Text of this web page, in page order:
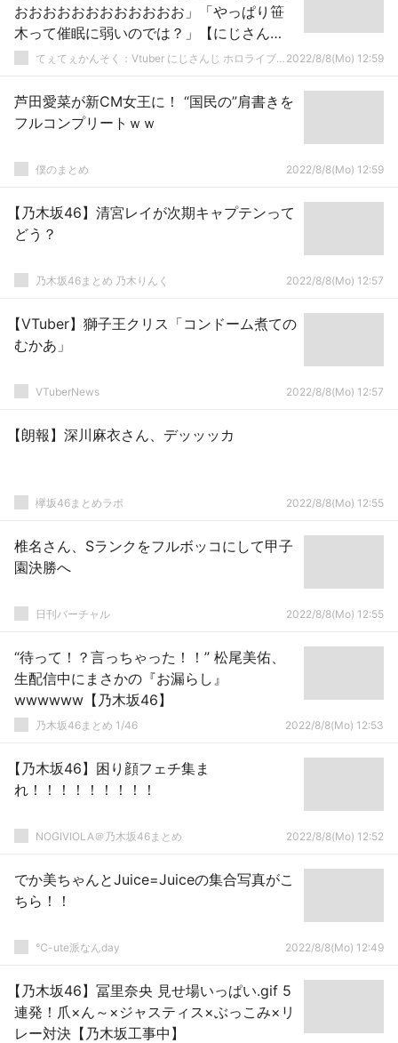
おおおおおおおおおおおお」「やっぱり笹
木って催眠に弱いのでは？」【にじさん
じ】
てぇてぇかんそく：Vtuber にじさんじ ホロライブまとめ 2022/8/8(Mo) 12:59
芦田愛菜が新CM女王に！ “国民の”肩書きを
フルコンプリートｗｗ
僕のまとめ 2022/8/8(Mo) 12:59
【乃木坂46】清宮レイが次期キャプテンって
どう？
乃木坂46まとめ 乃木りんく 2022/8/8(Mo) 12:57
【VTuber】獅子王クリス「コンドーム煮ての
むかあ」
VTuberNews 2022/8/8(Mo) 12:57
【朗報】深川麻衣さん、デッッッカ
欅坂46まとめラボ 2022/8/8(Mo) 12:55
椎名さん、Sランクをフルボッコにして甲子
園決勝へ
日刊バーチャル 2022/8/8(Mo) 12:55
“待って！？言っちゃった！！” 松尾美佑、
生配信中にまさかの『お漏らし』
wwwwww【乃木坂46】
乃木坂46まとめ 1/46 2022/8/8(Mo) 12:53
【乃木坂46】困り顔フェチ集ま
れ！！！！！！！！！
NOGIVIOLA＠乃木坂46まとめ 2022/8/8(Mo) 12:52
でか美ちゃんとJuice=Juiceの集合写真がこ
ちら！！
℃-ute派なんday 2022/8/8(Mo) 12:49
【乃木坂46】冨里奈央 見せ場いっぱい.gif 5
連発！爪×ん～×ジャスティス×ぶっこみ×リ
レー対決【乃木坂工事中】